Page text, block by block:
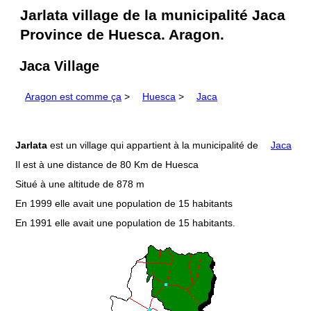
Jarlata village de la municipalité Jaca
Province de Huesca. Aragon.
Jaca Village
Aragon est comme ça > Huesca > Jaca
Jarlata est un village qui appartient à la municipalité de
Jaca
Il est à une distance de 80 Km de Huesca
Situé à une altitude de 878 m
En 1999 elle avait une population de 15 habitants
En 1991 elle avait une population de 15 habitants.